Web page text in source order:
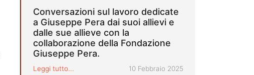
Conversazioni sul lavoro dedicate
a Giuseppe Pera dai suoi allievi e
dalle sue allieve con la
collaborazione della Fondazione
Giuseppe Pera.
Leggi tutto... Pubblicato il
10 Febbraio 2025